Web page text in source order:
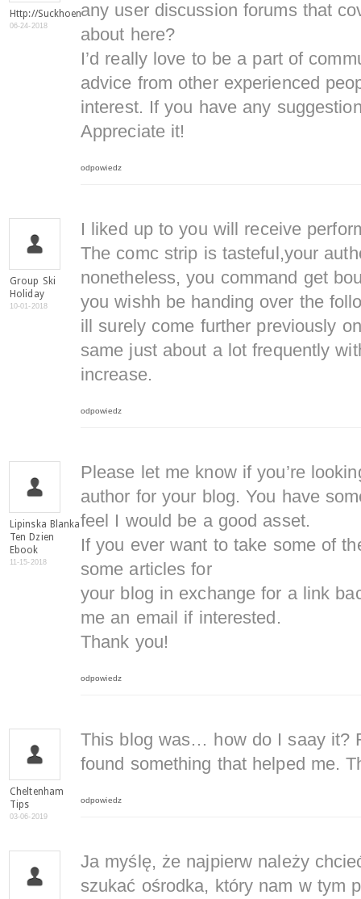
Http://suckhoenamkhoa.com/
06-24-2018
any user discussion forums that
about here?
I’d really love to be a part of
advice from other experienced
interest. If you have any
Appreciate it!
odpowiedz
Group Ski
Holiday
10-01-2018
I liked up to you will receive
The comc strip is tasteful,your
nonetheless, you command get
you wishh be handing over the
ill surely come further previously
same just about a lot frequently
increase.
odpowiedz
Lipinska Blanka
Ten Dzien
Ebook
11-15-2018
Please let me know if you’re
author for your blog. You have
feel I would be a good asset.
If you ever want to take some of
some articles for
your blog in exchange for a link
me an email if interested.
Thank you!
odpowiedz
Cheltenham
Tips
03-06-2019
This blog was… how do I saay it?
found something that helped me.
odpowiedz
Ja myślę, że najpierw należy
szukać ośrodka, który nam w tym